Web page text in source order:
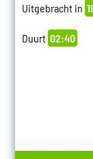
Uitgebracht in
Duurt 02:40